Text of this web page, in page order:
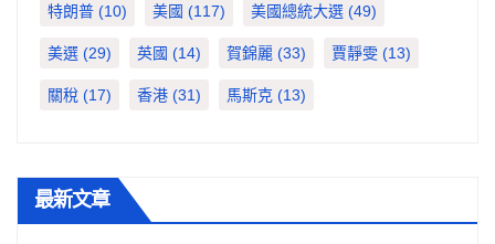
特朗普 (10) 美國 (117) 美國總統大選 (49)
美選 (29) 英國 (14) 賀錦麗 (33) 賈靜雯 (13)
關稅 (17) 香港 (31) 馬斯克 (13)
最新文章